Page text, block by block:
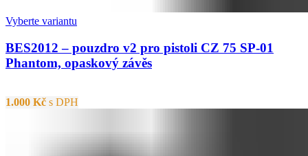
Vyberte variantu
BES2012 – pouzdro v2 pro pistoli CZ 75 SP-01
Phantom, opaskový závěs
1.000 Kč s DPH